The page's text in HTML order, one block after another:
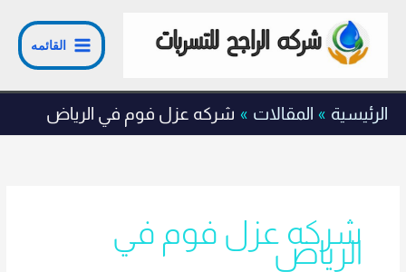
المحتوى
القائمه
الرئيسية المقالات شركه عزل فوم في الرياض
شركه عزل فوم في
الرياض